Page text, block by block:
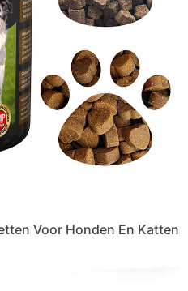
Voor Honden En Katten